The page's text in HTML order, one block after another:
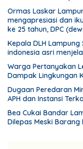
Ormas Laskar
mengapresiasi dan
ke 25 tahun, DPC
Lampung Selatan
menanam pohon
Kepala DLH
indonesia asri
Warga Pertanyakan
Dampak Lingkungan
Dugaan Peredaran
APH dan Instansi
Bea Cukai Bandar
Dilepas Meski Barang